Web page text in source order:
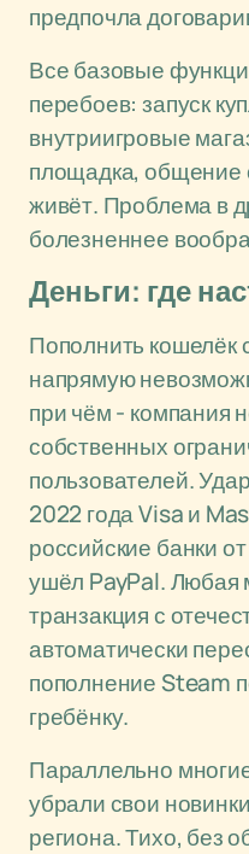
предпочла
Все базовые
перебоев: запуск
внутриигровые
площадка,
живёт. Проблема в
болезненнее
Деньги: где
Пополнить кошелёк
напрямую
при чём - компания
собственных
пользователей.
2022 года Visa и
российские банки
ушёл PayPal. Любая
транзакция с
автоматически
пополнение Steam
гребёнку.
Параллельно
убрали свои
региона. Тихо, без